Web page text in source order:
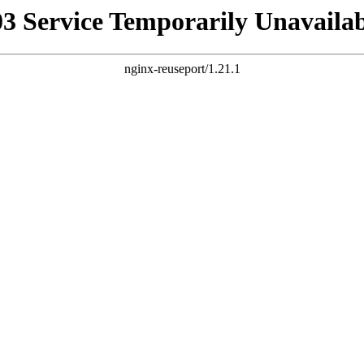
Service Temporarily
nginx-reuseport/1.21.1